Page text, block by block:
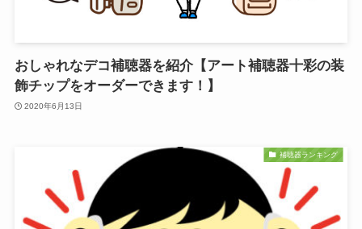
おしゃれなデコ補聴器を紹介【アート補聴器十彩の装
飾チップをオーダーできます！】
2020年6月13日
補聴器ランキング